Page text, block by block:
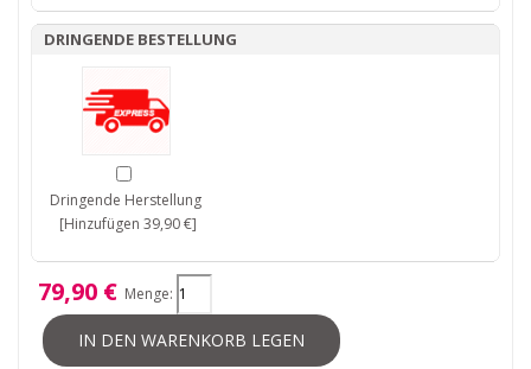
DRINGENDE BESTELLUNG
Dringende Herstellung
[Hinzufügen 39,90 €]
79,90 € Menge:
IN DEN WARENKORB LEGEN